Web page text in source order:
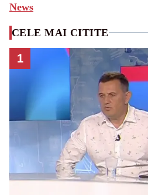
News
CELE MAI CITITE
1